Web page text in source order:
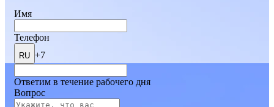
Имя
Телефон
RU +7
Ответим в течение рабочего дня
Вопрос